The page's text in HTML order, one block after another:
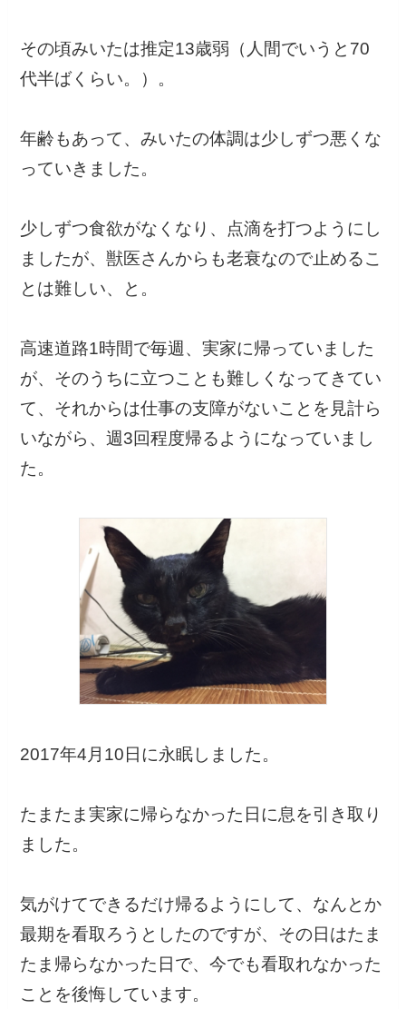
その頃みいたは推定13歳弱（人間でいうと70
代半ばくらい。）。
年齢もあって、みいたの体調は少しずつ悪くな
っていきました。
少しずつ食欲がなくなり、点滴を打つようにし
ましたが、獣医さんからも老衰なので止めるこ
とは難しい、と。
高速道路1時間で毎週、実家に帰っていました
が、そのうちに立つことも難しくなってきてい
て、それからは仕事の支障がないことを見計ら
いながら、週3回程度帰るようになっていまし
た。
2017年4月10日に永眠しました。
たまたま実家に帰らなかった日に息を引き取り
ました。
気がけてできるだけ帰るようにして、なんとか
最期を看取ろうとしたのですが、その日はたま
たま帰らなかった日で、今でも看取れなかった
ことを後悔しています。